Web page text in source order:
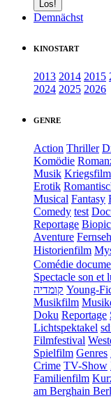
Demnächst
KINOSTART
2013 2014 2015
2024 2025 2026
GENRE
Action Thriller
Komödie
Musik Kriegsfilm
Erotik
Musical Fantasy
Comedy test
Reportage Biopic
Aventure
Historienfilm
Comédie
Spectacle son et
קומדיה Young-
Musikfilm
Doku Reportage
Lichtspektakel
Filmfestival
Spielfilm Genres
Crime TV-Show
Familienfilm
am Berghain